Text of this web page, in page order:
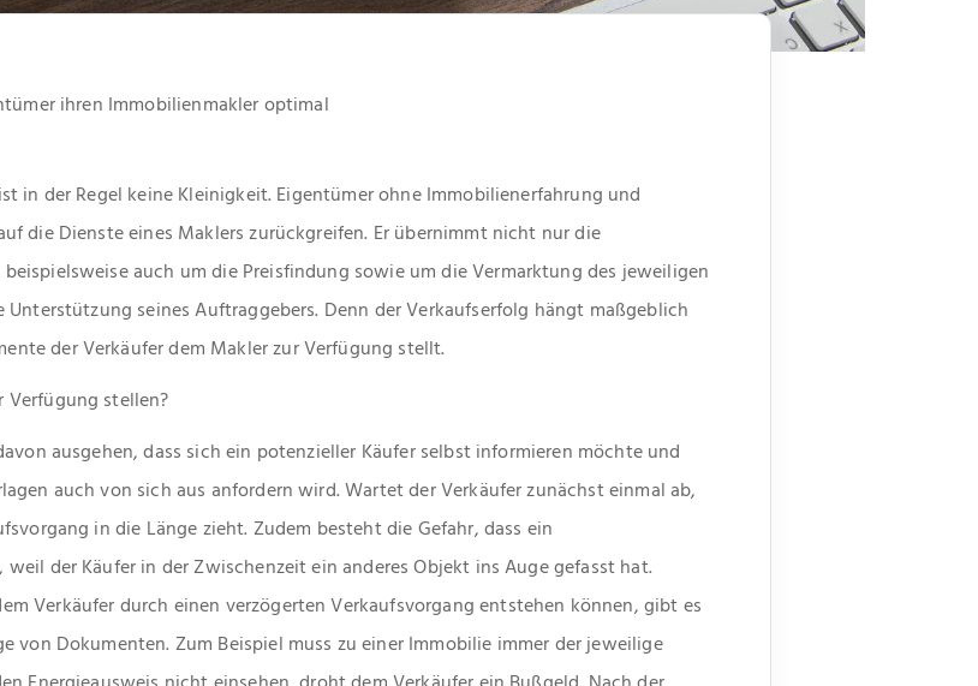
ihren Immobilienmakler optimal
in der Regel keine Kleinigkeit. Eigentümer ohne Immobilienerfahrung und
die Dienste eines Maklers zurückgreifen. Er übernimmt nicht nur die
auch um die Preisfindung sowie um die Vermarktung des jeweiligen
seines Auftraggebers. Denn der Verkaufserfolg hängt maßgeblich
der Verkäufer dem Makler zur Verfügung stellt.
Verfügung stellen?
ausgehen, dass sich ein potenzieller Käufer selbst informieren möchte und
auch von sich aus anfordern wird. Wartet der Verkäufer zunächst einmal ab,
in die Länge zieht. Zudem besteht die Gefahr, dass ein
der Käufer in der Zwischenzeit ein anderes Objekt ins Auge gefasst hat.
Verkäufer durch einen verzögerten Verkaufsvorgang entstehen können, gibt es
von Dokumenten. Zum Beispiel muss zu einer Immobilie immer der jeweilige